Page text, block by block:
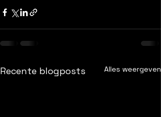
Recente blogposts Alles weergeven